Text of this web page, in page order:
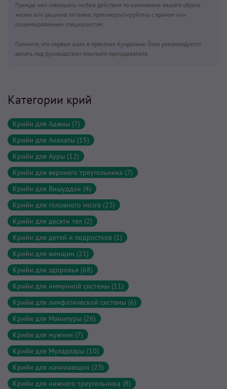
Прежде чем совершать любые действия по изменению вашего образа
жизни или рациона питания, проконсультируйтесь с врачом или
лицензированным специалистом.
Помните, что первые шаги в практике Кундалини Йоги рекомендуется
делать под руководством опытного преподавателя.
Категории крий
Крийи для Аджны (7)
Крийи для Анахаты (15)
Крийи для Ауры (12)
Крийи для верхнего треугольника (7)
Крийи для Вишуддхи (4)
Крийи для головного мозга (23)
Крийи для десяти тел (2)
Крийи для детей и подростков (1)
Крийи для женщин (21)
Крийи для здоровья (68)
Крийи для иммунной системы (11)
Крийи для лимфатической системы (6)
Крийи для Манипуры (26)
Крийи для мужчин (7)
Крийи для Муладхары (10)
Крийи для начинающих (23)
Крийи для нижнего треугольника (8)